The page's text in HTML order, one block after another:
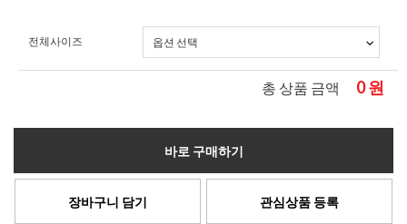
전체사이즈
총 상품 금액 0원
바로 구매하기
장바구니 담기 관심상품 등록